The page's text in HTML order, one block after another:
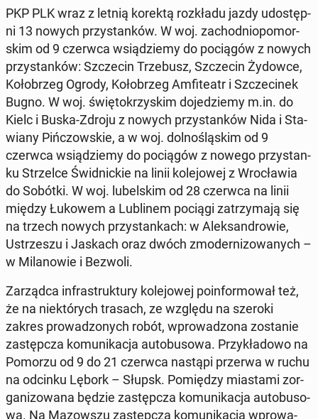
PKP PLK wraz z letnią korektą roz­kła­du jazdy udo­stęp­
ni 13 nowych przy­stan­ków. W woj. za­chod­nio­po­mor­
skim od 9 czerwca wsią­dzie­my do po­cią­gów z nowych
przy­stan­ków: Szcze­cin Trze­busz, Szcze­cin Żydowce,
Ko­ło­brzeg Ogrody, Ko­ło­brzeg Am­fi­te­atr i Szcze­ci­nek
Bugno. W woj. świę­to­krzy­skim do­je­dzie­my m.in. do
Kielc i Buska-Zdroju z nowych przy­stan­ków Nida i Sta­
wia­ny Piń­czow­skie, a w woj. dol­no­ślą­skim od 9
czerwca wsią­dzie­my do po­cią­gów z nowego przy­stan­
ku Strzel­ce Świd­nic­kie na linii ko­le­jo­wej z Wro­cła­wia
do Sobótki. W woj. lu­bel­skim od 28 czerwca na linii
między Łukowem a Lu­bli­nem pociągi za­trzy­ma­ją się
na trzech nowych przy­stan­kach: w Alek­san­dro­wie,
Ustrze­szu i Jaskach oraz dwóch zmo­der­ni­zo­wa­nych –
w Mi­la­no­wie i Bezwoli.
Za­rząd­ca in­fra­struk­tu­ry ko­le­jo­wej po­in­for­mo­wał też,
że na nie­któ­rych trasach, ze względu na szeroki
zakres pro­wa­dzo­nych robót, wpro­wa­dzo­na zo­sta­nie
za­stęp­cza ko­mu­ni­ka­cja au­to­bu­so­wa. Przy­kła­do­wo na
Pomorzu od 9 do 21 czerwca nastąpi przerwa w ruchu
na odcinku Lębork – Słupsk. Po­mię­dzy mia­sta­mi zor­
ga­ni­zo­wa­na będzie za­stęp­cza ko­mu­ni­ka­cja au­to­bu­so­
wa. Na Ma­zow­szu za­stęp­cza ko­mu­ni­ka­cja wpro­wa­